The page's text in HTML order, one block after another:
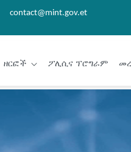
contact@mint.gov.et
ዘርፎች ፖሊሲና ፕሮግራም